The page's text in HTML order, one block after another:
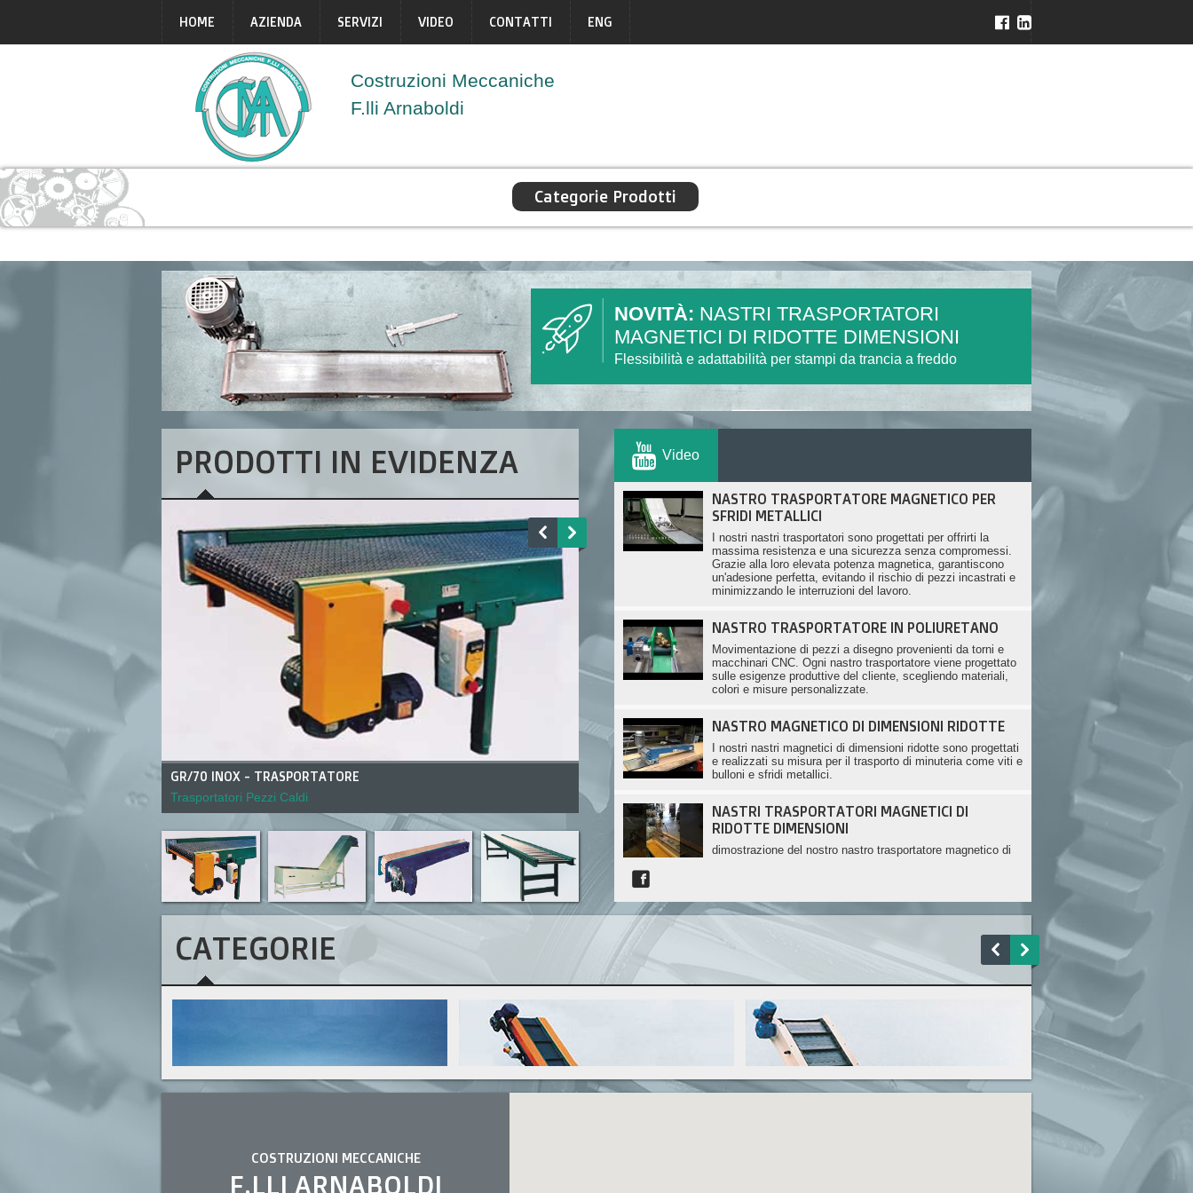
HOME AZIENDA SERVIZI VIDEO CONTATTI ENG
Costruzioni Meccaniche
F.lli Arnaboldi
Categorie Prodotti
NOVITÀ: NASTRI TRASPORTATORI
MAGNETICI DI RIDOTTE DIMENSIONI
Flessibilità e adattabilità per stampi da trancia a freddo
PRODOTTI IN EVIDENZA
GR/70 INOX - TRASPORTATORE
Trasportatori Pezzi Caldi
EB/400 - ELEVATORE A BACINELLE
Elevatori
F/38.LPP F/38.LPM F/38.LM -
Trasportatori Piastre
Video
NASTRO TRASPORTATORE MAGNETICO PER
SFRIDI METALLICI
I nostri nastri trasportatori sono progettati per offrirti la
massima resistenza e una sicurezza senza compromessi.
Grazie alla loro elevata potenza magnetica, garantiscono
un'adesione perfetta, evitando il rischio di pezzi incastrati e
minimizzando le interruzioni del lavoro.
NASTRO TRASPORTATORE IN POLIURETANO
Movimentazione di pezzi a disegno provenienti da torni e
macchinari CNC. Ogni nastro trasportatore viene progettato
sulle esigenze produttive del cliente, scegliendo materiali,
colori e misure personalizzate.
NASTRO MAGNETICO DI DIMENSIONI RIDOTTE
I nostri nastri magnetici di dimensioni ridotte sono progettati
e realizzati su misura per il trasporto di minuteria come viti e
bulloni e sfridi metallici.
NASTRI TRASPORTATORI MAGNETICI DI
RIDOTTE DIMENSIONI
dimostrazione del nostro nastro trasportatore magnetico di
CATEGORIE
COSTRUZIONI MECCANICHE
F.LLI ARNABOLDI